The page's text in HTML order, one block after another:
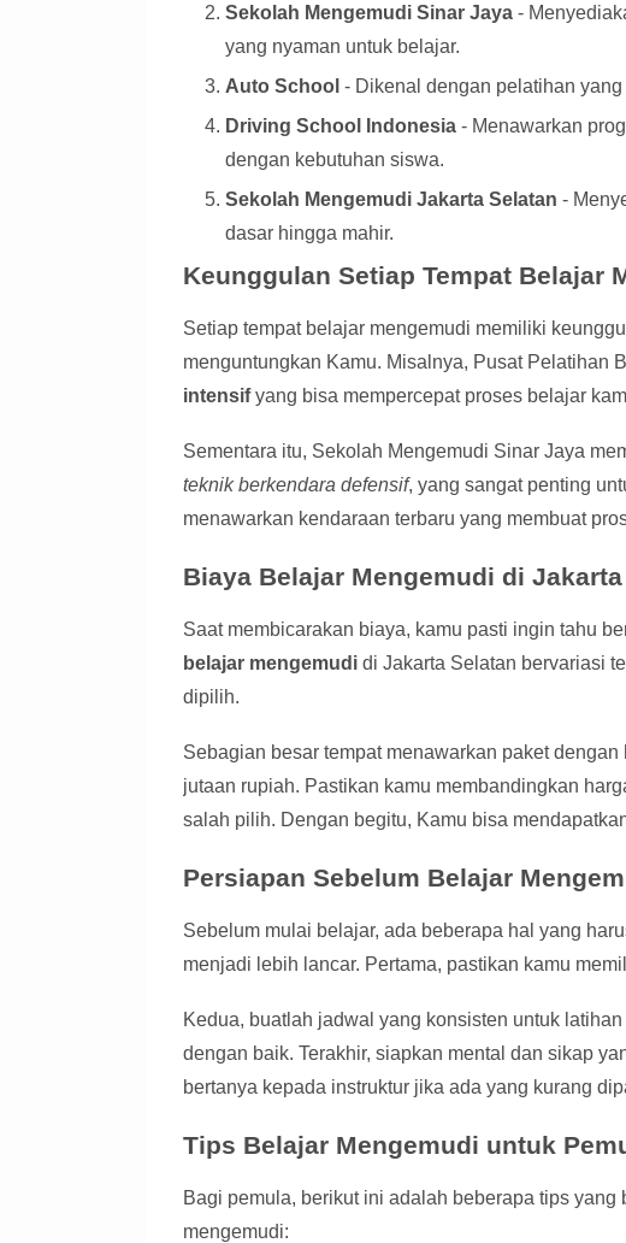
Sekolah Mengemudi Sinar Jaya -
yang nyaman untuk belajar.
Auto School - Dikenal dengan pelatihan yang
Driving School Indonesia - Menawarkan
dengan kebutuhan siswa.
Sekolah Mengemudi Jakarta Selatan -
dasar hingga mahir.
Keunggulan Setiap Tempat Belajar
Setiap tempat belajar mengemudi memiliki
menguntungkan Kamu. Misalnya, Pusat Pelatihan
intensifyang bisa mempercepat proses belajar
Sementara itu, Sekolah Mengemudi Sinar Jaya
teknik berkendara defensif, yang sangat penting
menawarkan kendaraan terbaru yang membuat
Biaya Belajar Mengemudi di
Saat membicarakan biaya, kamu pasti ingin tahu
belajar mengemudi di Jakarta Selatan bervariasi
dipilih.
Sebagian besar tempat menawarkan paket
jutaan rupiah. Pastikan kamu membandingkan
salah pilih. Dengan begitu, Kamu bisa
Persiapan Sebelum Belajar
Sebelum mulai belajar, ada beberapa hal yang
menjadi lebih lancar. Pertama, pastikan kamu
Kedua, buatlah jadwal yang konsisten untuk
dengan baik. Terakhir, siapkan mental dan sikap
bertanya kepada instruktur jika ada yang kurang
Tips Belajar Mengemudi untuk
Bagi pemula, berikut ini adalah beberapa tips
mengemudi: